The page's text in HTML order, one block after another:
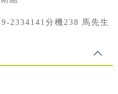
2334141分機238 馬先生